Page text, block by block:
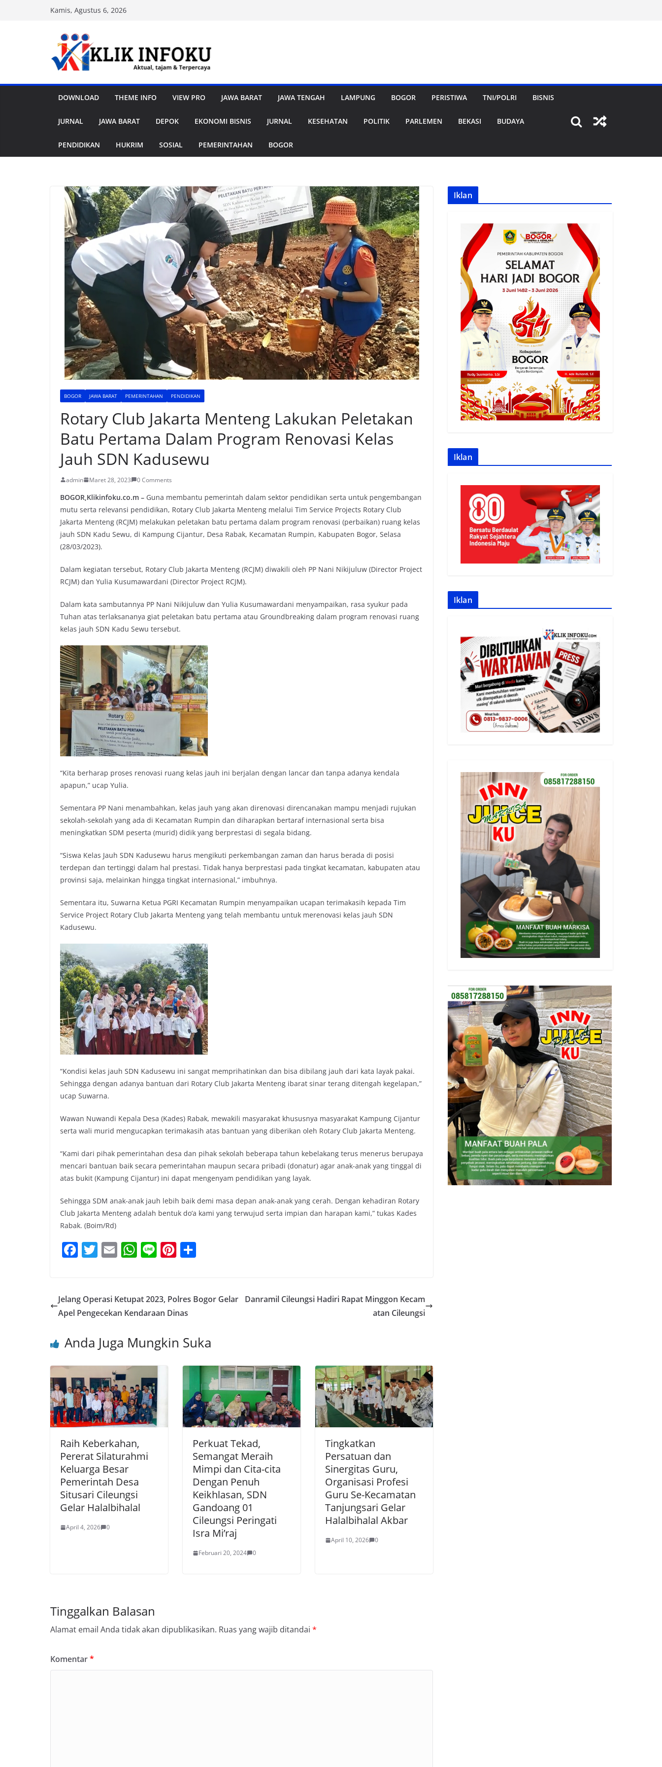
Kamis, Agustus 6, 2026
DOWNLOAD THEME INFO VIEW PRO JAWA BARAT JAWA TENGAH LAMPUNG BOGOR PERISTIWA TNI/POLRI BISNIS
JURNAL JAWA BARAT DEPOK EKONOMI BISNIS JURNAL KESEHATAN POLITIK PARLEMEN BEKASI BUDAYA
PENDIDIKAN HUKRIM SOSIAL PEMERINTAHAN BOGOR
BOGOR JAWA BARAT PEMERINTAHAN PENDIDIKAN
Rotary Club Jakarta Menteng Lakukan Peletakan
Batu Pertama Dalam Program Renovasi Kelas
Jauh SDN Kadusewu
admin Maret 28, 2023 0 Comments
BOGOR,Klikinfoku.co.m – Guna membantu pemerintah dalam sektor pendidikan serta untuk pengembangan
mutu serta relevansi pendidikan, Rotary Club Jakarta Menteng melalui Tim Service Projects Rotary Club
Jakarta Menteng (RCJM) melakukan peletakan batu pertama dalam program renovasi (perbaikan) ruang kelas
jauh SDN Kadu Sewu, di Kampung Cijantur, Desa Rabak, Kecamatan Rumpin, Kabupaten Bogor, Selasa
(28/03/2023).
Dalam kegiatan tersebut, Rotary Club Jakarta Menteng (RCJM) diwakili oleh PP Nani Nikijuluw (Director Project
RCJM) dan Yulia Kusumawardani (Director Project RCJM).
Dalam kata sambutannya PP Nani Nikijuluw dan Yulia Kusumawardani menyampaikan, rasa syukur pada
Tuhan atas terlaksananya giat peletakan batu pertama atau Groundbreaking dalam program renovasi ruang
kelas jauh SDN Kadu Sewu tersebut.
“Kita berharap proses renovasi ruang kelas jauh ini berjalan dengan lancar dan tanpa adanya kendala
apapun,” ucap Yulia.
Sementara PP Nani menambahkan, kelas jauh yang akan direnovasi direncanakan mampu menjadi rujukan
sekolah-sekolah yang ada di Kecamatan Rumpin dan diharapkan bertaraf internasional serta bisa
meningkatkan SDM peserta (murid) didik yang berprestasi di segala bidang.
“Siswa Kelas Jauh SDN Kadusewu harus mengikuti perkembangan zaman dan harus berada di posisi
terdepan dan tertinggi dalam hal prestasi. Tidak hanya berprestasi pada tingkat kecamatan, kabupaten atau
provinsi saja, melainkan hingga tingkat internasional,” imbuhnya.
Sementara itu, Suwarna Ketua PGRI Kecamatan Rumpin menyampaikan ucapan terimakasih kepada Tim
Service Project Rotary Club Jakarta Menteng yang telah membantu untuk merenovasi kelas jauh SDN
Kadusewu.
“Kondisi kelas jauh SDN Kadusewu ini sangat memprihatinkan dan bisa dibilang jauh dari kata layak pakai.
Sehingga dengan adanya bantuan dari Rotary Club Jakarta Menteng ibarat sinar terang ditengah kegelapan,”
ucap Suwarna.
Wawan Nuwandi Kepala Desa (Kades) Rabak, mewakili masyarakat khususnya masyarakat Kampung Cijantur
serta wali murid mengucapkan terimakasih atas bantuan yang diberikan oleh Rotary Club Jakarta Menteng.
“Kami dari pihak pemerintahan desa dan pihak sekolah beberapa tahun kebelakang terus menerus berupaya
mencari bantuan baik secara pemerintahan maupun secara pribadi (donatur) agar anak-anak yang tinggal di
atas bukit (Kampung Cijantur) ini dapat mengenyam pendidikan yang layak.
Sehingga SDM anak-anak jauh lebih baik demi masa depan anak-anak yang cerah. Dengan kehadiran Rotary
Club Jakarta Menteng adalah bentuk do’a kami yang terwujud serta impian dan harapan kami,” tukas Kades
Rabak. (Boim/Rd)
F
a
e
b
o
T
w
er
E
m
l
W
h
s
A
p
Li
n
Pi
nt
e
st
e
Jelang Operasi Ketupat 2023, Polres Bogor Gelar
Apel Pengecekan Kendaraan Dinas
Danramil Cileungsi Hadiri Rapat Minggon Kecam
atan Cileungsi
Anda Juga Mungkin Suka
Raih Keberkahan,
Pererat Silaturahmi
Keluarga Besar
Pemerintah Desa
Situsari Cileungsi
Gelar Halalbihalal
April 4, 2026 0
Perkuat Tekad,
Semangat Meraih
Mimpi dan Cita-cita
Dengan Penuh
Keikhlasan, SDN
Gandoang 01
Cileungsi Peringati
Isra Mi’raj
Februari 20, 2024 0
Tingkatkan
Persatuan dan
Sinergitas Guru,
Organisasi Profesi
Guru Se-Kecamatan
Tanjungsari Gelar
Halalbihalal Akbar
April 10, 2026 0
Tinggalkan Balasan
Alamat email Anda tidak akan dipublikasikan. Ruas yang wajib ditandai *
Komentar*
Iklan
Iklan
Iklan